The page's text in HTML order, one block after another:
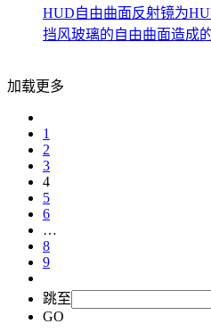
HUD自由曲面反射镜为
挡风玻璃的自由曲面造成
加载更多
1
2
3
4
5
6
…
8
9
跳至
GO